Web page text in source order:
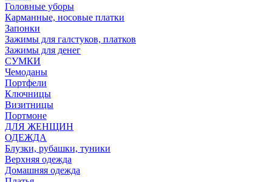
Головные уборы
Карманные, носовые платки
Запонки
Зажимы для галстуков, платков
Зажимы для денег
СУМКИ
Чемоданы
Портфели
Ключницы
Визитницы
Портмоне
ДЛЯ ЖЕНЩИН
ОДЕЖДА
Блузки, рубашки, туники
Верхняя одежда
Домашняя одежда